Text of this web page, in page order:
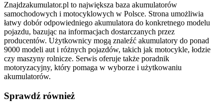
Znajdzakumulator.pl to największa baza akumulatorów
samochodowych i motocyklowych w Polsce. Strona umożliwia
łatwy dobór odpowiedniego akumulatora do konkretnego modelu
pojazdu, bazując na informacjach dostarczanych przez
producentów. Użytkownicy mogą znaleźć akumulatory do ponad
9000 modeli aut i różnych pojazdów, takich jak motocykle, łodzie
czy maszyny rolnicze. Serwis oferuje także poradnik
motoryzacyjny, który pomaga w wyborze i użytkowaniu
akumulatorów.
Sprawdź również